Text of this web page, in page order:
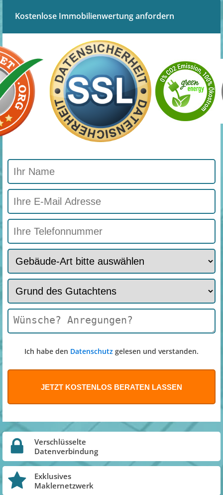
Kostenlose Immobilienwertung anfordern
Ich habe den Datenschutz gelesen und verstanden.
Verschlüsselte
Datenverbindung
Exklusives
Maklernetzwerk